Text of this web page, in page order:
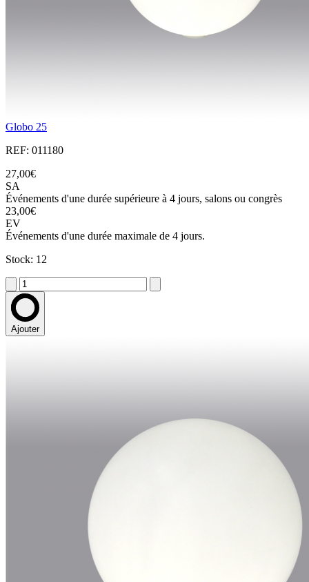
Globo 25
REF: 011180
27,00€
SA
Événements d'une durée supérieure à 4 jours, salons ou congrès
23,00€
EV
Événements d'une durée maximale de 4 jours.
Stock: 12
Ajouter